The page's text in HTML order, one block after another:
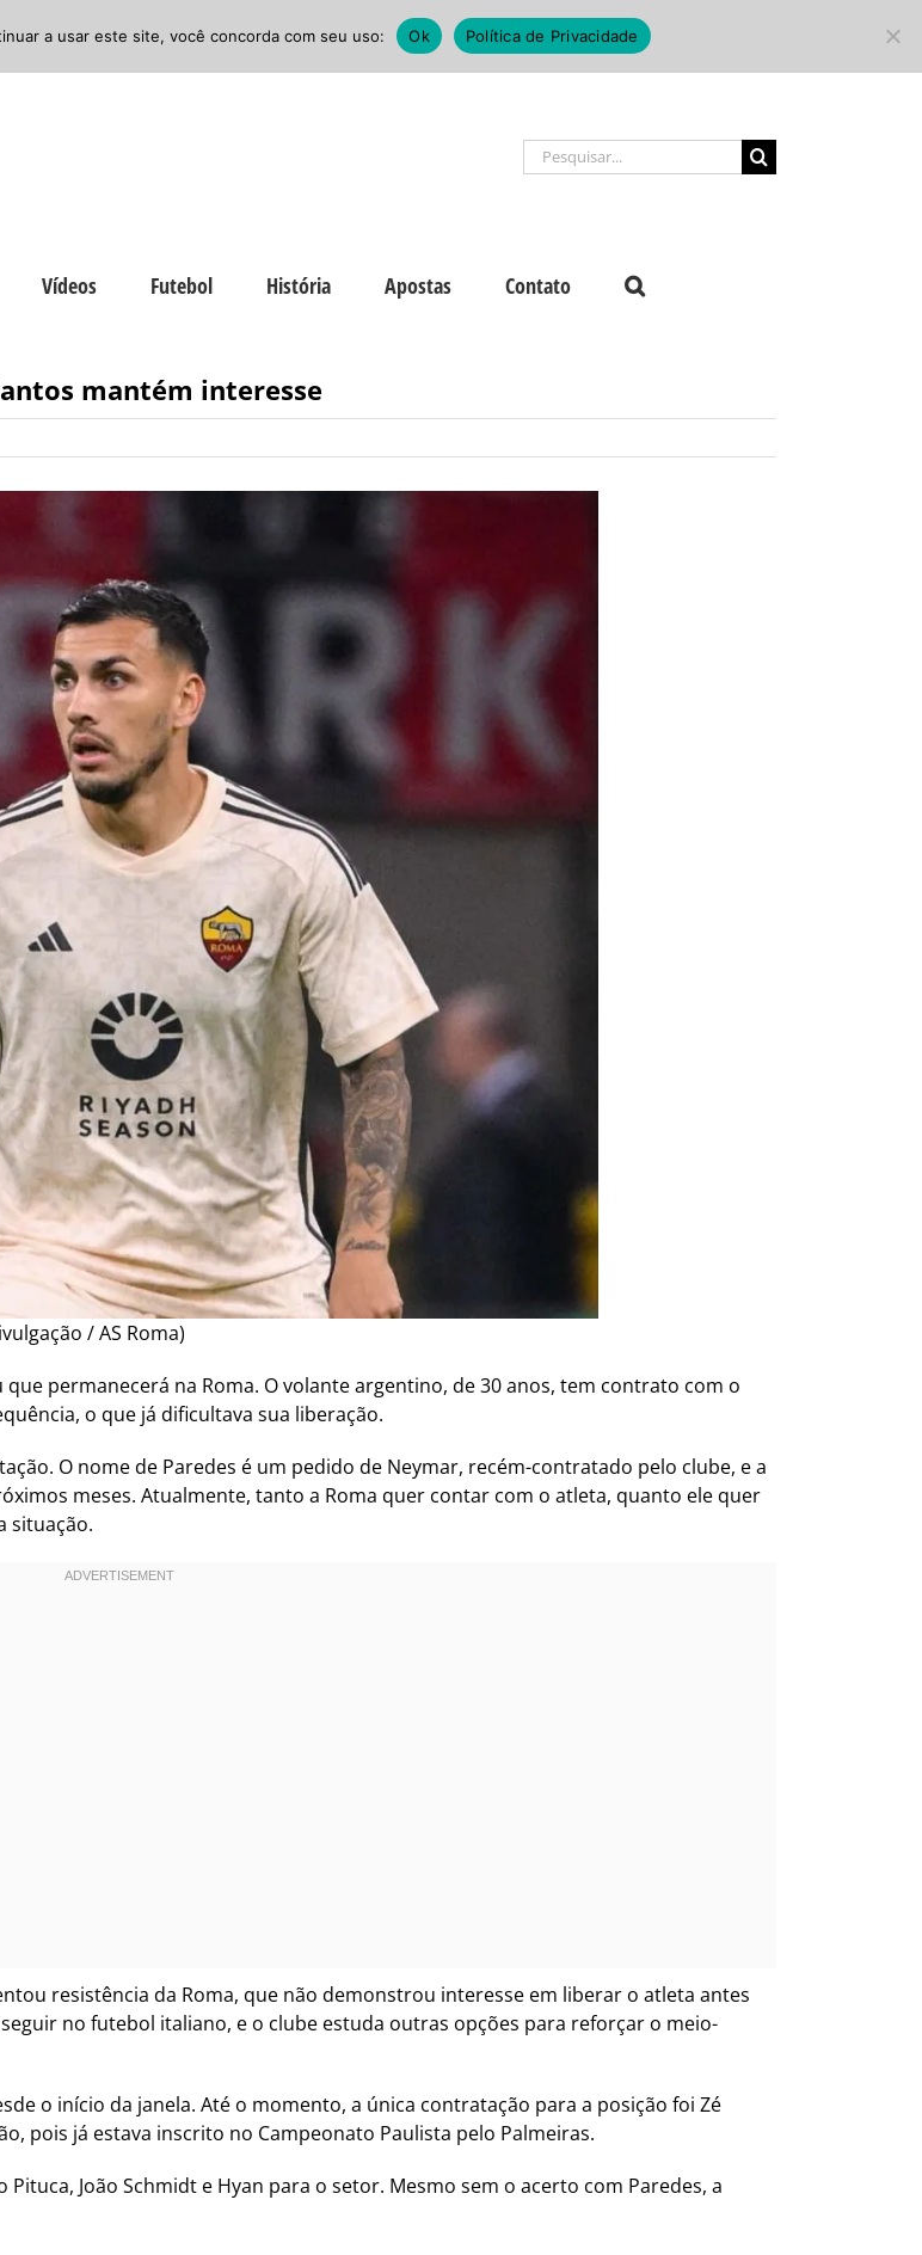
Buscar
resultados
Vídeos Futebol História Apostas Contato
mantém interesse
/ AS Roma)
permanecerá na Roma. O volante argentino, de 30 anos, tem contrato com o
o que já dificultava sua liberação.
O nome de Paredes é um pedido de Neymar, recém-contratado pelo clube, e a
meses. Atualmente, tanto a Roma quer contar com o atleta, quanto ele quer
situação.
resistência da Roma, que não demonstrou interesse em liberar o atleta antes
no futebol italiano, e o clube estuda outras opções para reforçar o meio-
o início da janela. Até o momento, a única contratação para a posição foi Zé
pois já estava inscrito no Campeonato Paulista pelo Palmeiras.
João Schmidt e Hyan para o setor. Mesmo sem o acerto com Paredes, a
a usar este site, você concorda com seu uso: Ok Política de Privacidade